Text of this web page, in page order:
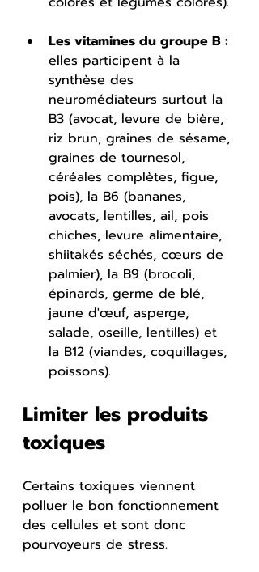
Les vitamines du groupe B :
elles participent à la
synthèse des
neuromédiateurs surtout la
B3 (avocat, levure de bière,
riz brun, graines de sésame,
graines de tournesol,
céréales complètes, figue,
pois), la B6 (bananes,
avocats, lentilles, ail, pois
chiches, levure alimentaire,
shiitakés séchés, cœurs de
palmier), la B9 (brocoli,
épinards, germe de blé,
jaune d'œuf, asperge,
salade, oseille, lentilles) et
la B12 (viandes, coquillages,
poissons).
Limiter les produits
toxiques
Certains toxiques viennent
polluer le bon fonctionnement
des cellules et sont donc
pourvoyeurs de stress.